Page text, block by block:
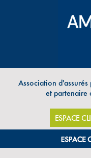
Association
et partenaire
ESPACE